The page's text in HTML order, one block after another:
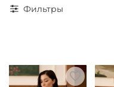
Фильтры